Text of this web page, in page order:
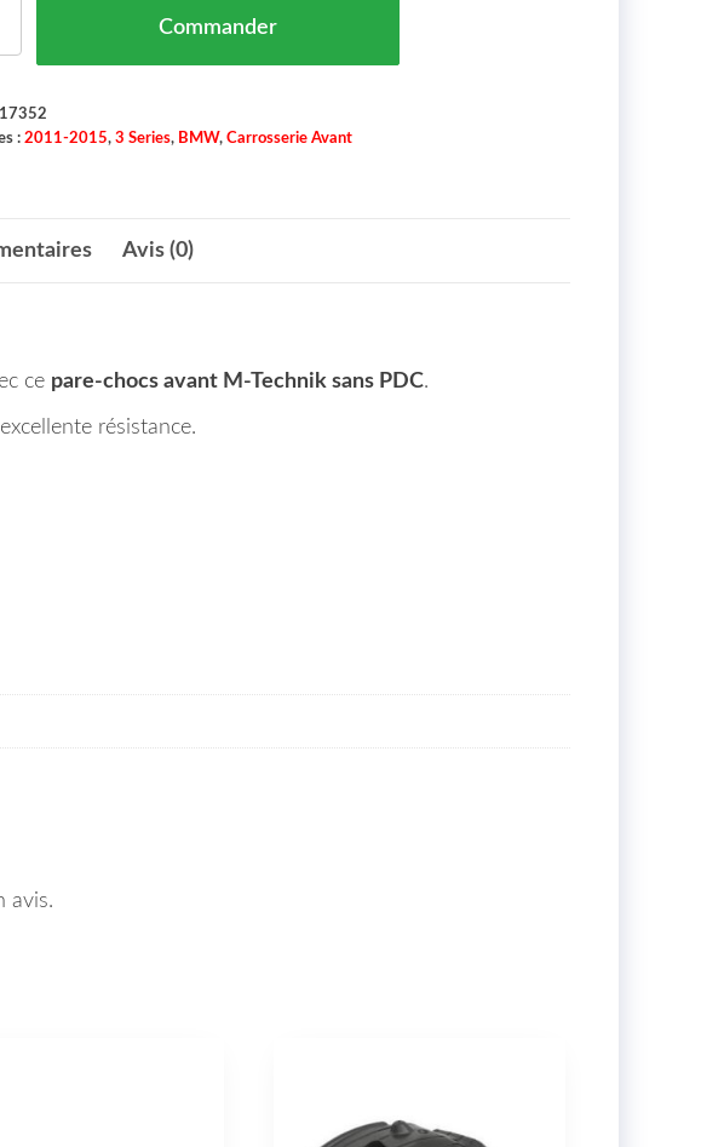
Commander
: 2011-2015, 3 Series, BMW, Carrosserie Avant
Avis (0)
ce pare-chocs avant M-Technik sans PDC.
résistance.
avis.